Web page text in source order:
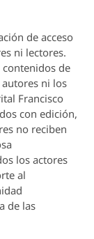
de acceso
ni lectores.
contenidos de
ni los
Francisco
con edición,
no reciben
los actores
al
de las